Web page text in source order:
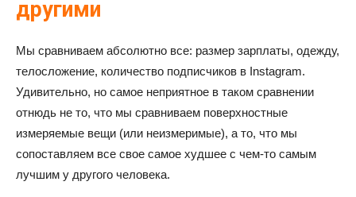
другими
Мы сравниваем абсолютно все: размер зарплаты, одежду,
телосложение, количество подписчиков в Instagram.
Удивительно, но самое неприятное в таком сравнении
отнюдь не то, что мы сравниваем поверхностные
измеряемые вещи (или неизмеримые), а то, что мы
сопоставляем все свое самое худшее с чем-то самым
лучшим у другого человека.